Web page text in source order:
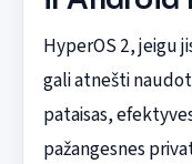
HyperOS 2, jeigu
gali atnešti
pataisas,
pažangesnes